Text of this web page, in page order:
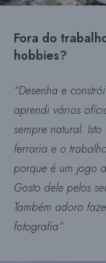
Fora do
hobbies?
“Desenha e
aprendi vários
sempre natural.
ferraria e o
porque é um jogo
Gosto dele pelos
Também adoro
fotografia”.